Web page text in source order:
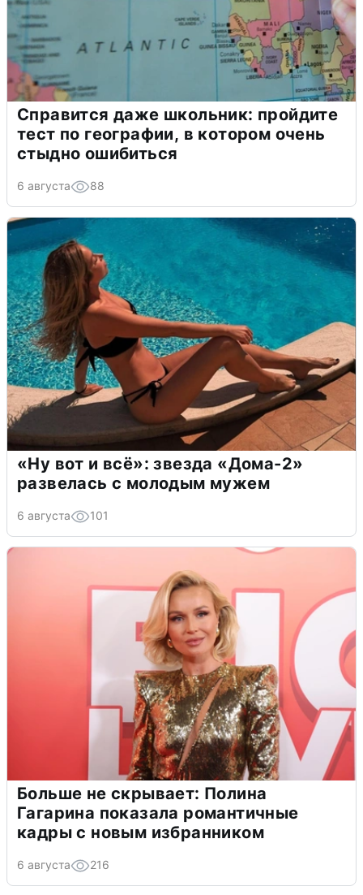
Справится даже школьник: пройдите
тест по географии, в котором очень
стыдно ошибиться
6 августа 88
«Ну вот и всё»: звезда «Дома-2»
развелась с молодым мужем
6 августа 101
Больше не скрывает: Полина
Гагарина показала романтичные
кадры с новым избранником
6 августа 216